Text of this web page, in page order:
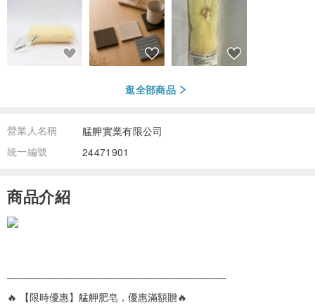
逛全部商品
營業人名稱
艋舺實業有限公司
統一編號
24471901
商品介紹
–––––––––––––––––––––––––––––––––––––––
🔥 【限時優惠】艋舺肥皂，優惠滿額贈🔥